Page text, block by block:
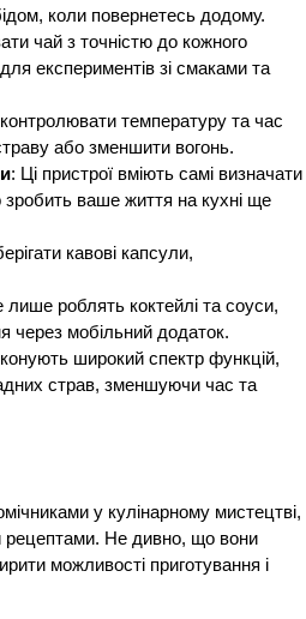
коли повернетесь додому.
чай з точністю до кожного
експериментів зі смаками та
температуру та час
або зменшити вогонь.
: Ці пристрої вміють самі визначати
зробить ваше життя на кухні ще
кавові капсули,
лише роблять коктейлі та соуси,
через мобільний додаток.
широкий спектр функцій,
страв, зменшуючи час та
у кулінарному мистецтві,
рецептами. Не дивно, що вони
можливості приготування і